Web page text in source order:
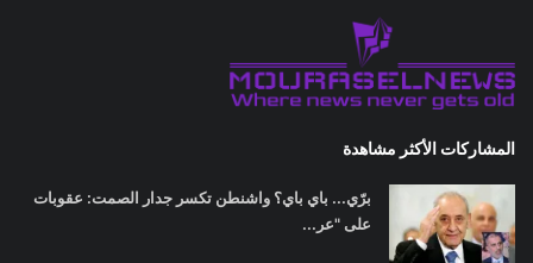
المشاركات الأكثر مشاهدة
برّي... باي باي؟ واشنطن تكسر جدار الصمت: عقوبات
على "عر...